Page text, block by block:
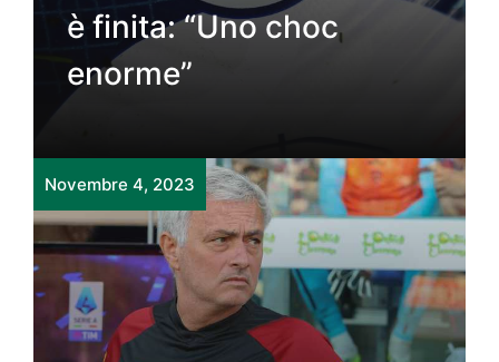
è finita: “Uno choc
enorme”
Novembre 4, 2023